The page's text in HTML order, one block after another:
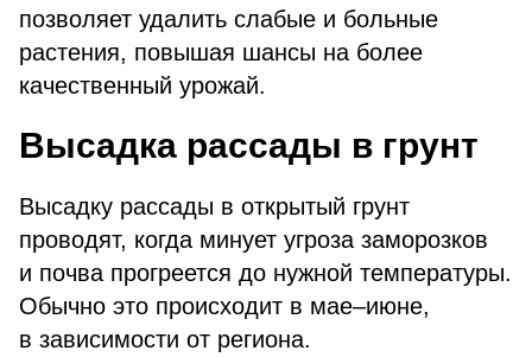
позволяет удалить слабые и больные
растения, повышая шансы на более
качественный урожай.
Высадка рассады в грунт
Высадку рассады в открытый грунт
проводят, когда минует угроза заморозков
и почва прогреется до нужной температуры.
Обычно это происходит в мае–июне,
в зависимости от региона.